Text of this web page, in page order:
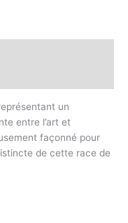
un
entre l’art et
façonné pour
de cette race de